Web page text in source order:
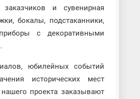
и сувенирная
бокалы, подстаканники,
с декоративными
юбилейных событий
исторических мест
проекта заказывают